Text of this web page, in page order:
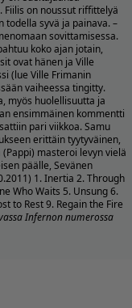
on noussut riffittelyä
todella syvä ja painava. –
sovittamisessa.
koko ajan jotain,
ovat hänen ja Ville
(lue Ville Frimanin
vaiheessa tingitty.
myös huolellisuutta ja
ensimmäinen kommentti
pari viikkoa. Samu
erittäin tyytyväinen,
masteroi levyn vielä
päälle, Sevänen
1. Inertia 2. Through
Who Waits 5. Unsung 6.
to Rest 9. Regain the Fire
Infernon numerossa